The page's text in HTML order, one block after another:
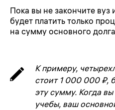
Пока вы не закончите
будет платить только
на сумму основного
К примеру,
стоит 1 000 000 ₽,
эту сумму. Когда
учебы, ваш